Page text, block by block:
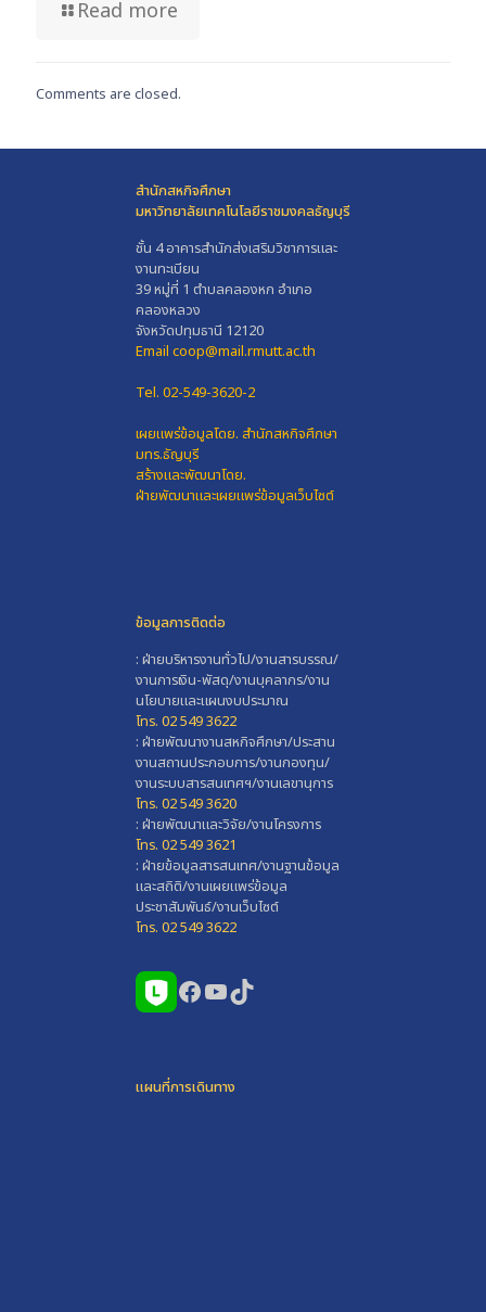
Read more
Comments are closed.
สำนักสหกิจศึกษา
มหาวิทยาลัยเทคโนโลยีราชมงคลธัญบุรี
ชั้น 4 อาคารสำนักส่งเสริมวิชาการและ
งานทะเบียน
39 หมู่ที่ 1 ตำบลคลองหก อำเภอ
คลองหลวง
จังหวัดปทุมธานี 12120
Email coop@mail.rmutt.ac.th
Tel. 02-549-3620-2
เผยแพร่ข้อมูลโดย. สำนักสหกิจศึกษา
มทร.ธัญบุรี
สร้างและพัฒนาโดย.
ฝ่ายพัฒนาและเผยแพร่ข้อมูลเว็บไซต์
ข้อมูลการติดต่อ
: ฝ่ายบริหารงานทั่วไป/งานสารบรรณ/
งานการเงิน-พัสดุ/งานบุคลากร/งาน
นโยบายและแผนงบประมาณ
โทร. 02 549 3622
: ฝ่ายพัฒนางานสหกิจศึกษา/ประสาน
งานสถานประกอบการ/งานกองทุน/
งานระบบสารสนเทศฯ/งานเลขานุการ
โทร. 02 549 3620
: ฝ่ายพัฒนาและวิจัย/งานโครงการ
โทร. 02 549 3621
: ฝ่ายข้อมูลสารสนเทศ/งานฐานข้อมูล
และสถิติ/งานเผยแพร่ข้อมูล
ประชาสัมพันธ์/งานเว็บไซต์
โทร. 02 549 3622
Facebook
YouTube
TikTok
แผนที่การเดินทาง